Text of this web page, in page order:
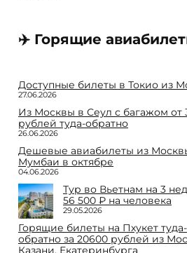
✈️ Горящие
Доступные билеты в Токио из
27.06.2026
Из Москвы в Сеул с багажом от
рублей туда-обратно
26.06.2026
Дешевые авиабилеты из
Мумбаи в октябре
04.06.2026
Тур во Вьетнам на 3
56 500 ₽ на человека
29.05.2026
Горящие билеты на Пхукет туда-
обратно за 20600 рублей из
Казани, Екатеринбурга